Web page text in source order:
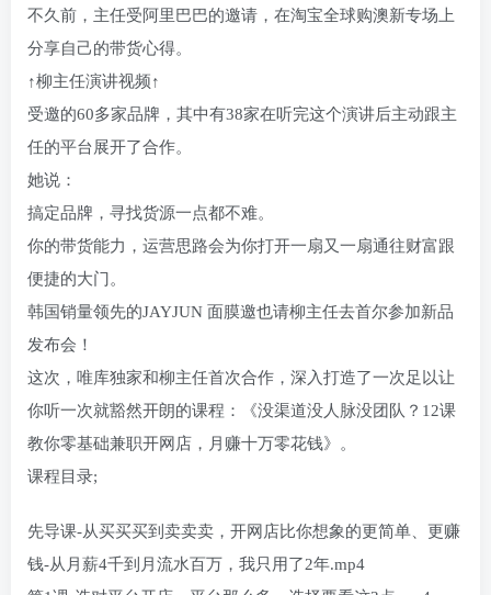
不久前，主任受阿里巴巴的邀请，在淘宝全球购澳新专场上
分享自己的带货心得。
↑柳主任演讲视频↑
受邀的60多家品牌，其中有38家在听完这个演讲后主动跟主
任的平台展开了合作。
她说：
搞定品牌，寻找货源一点都不难。
你的带货能力，运营思路会为你打开一扇又一扇通往财富跟
便捷的大门。
韩国销量领先的JAYJUN 面膜邀也请柳主任去首尔参加新品
发布会！
这次，唯库独家和柳主任首次合作，深入打造了一次足以让
你听一次就豁然开朗的课程：《没渠道没人脉没团队？12课
教你零基础兼职开网店，月赚十万零花钱》。
课程目录;
先导课-从买买买到卖卖卖，开网店比你想象的更简单、更赚
钱-从月薪4千到月流水百万，我只用了2年.mp4